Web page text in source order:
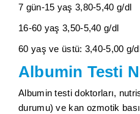
7 gün-15 yaş 3,80-5,40 g/dl
16-60 yaş 3,50-5,40 g/dl
60 yaş ve üstü: 3,40-5,00 g/
Albumin Testi
Albumin testi doktorları,
durumu) ve kan ozmotik